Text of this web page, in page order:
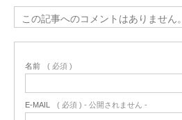
この記事へのコメントはありません。
名前 ( 必須 )
E-MAIL ( 必須 ) - 公開されません -